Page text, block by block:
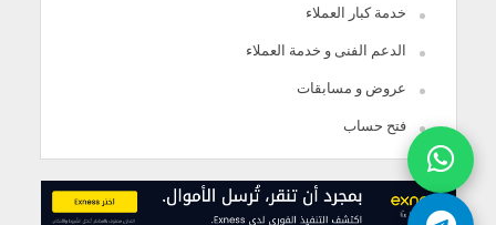
خدمة كبار العملاء
الدعم الفنى و خدمة العملاء
عروض و مسابقات
فتح حساب